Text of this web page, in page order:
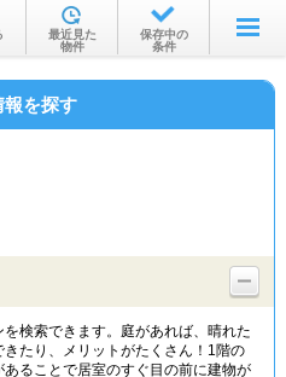
を探す
沿線・駅から
物件特集から
TOP
最近見た
物件
保存中の
条件
報を探す
検索できます。庭があれば、晴れた
たり、メリットがたくさん！1階の
ることで居室のすぐ目の前に建物が